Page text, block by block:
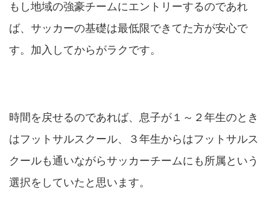
もし地域の強豪チームにエントリーするのであれ
ば、サッカーの基礎は最低限できてた方が安心で
す。加入してからがラクです。
時間を戻せるのであれば、息子が１～２年生のとき
はフットサルスクール、３年生からはフットサルス
クールも通いながらサッカーチームにも所属という
選択をしていたと思います。